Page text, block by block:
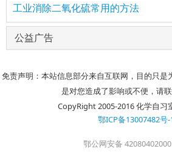
工业消除二氧化硫常用的方法
公益广告
免责声明：本站信息部分来自互联网，目的只是
是对您造成了影响或不便，请联
CopyRight 2005-2016 化学自习
鄂ICP备13007482号-
鄂公网安备